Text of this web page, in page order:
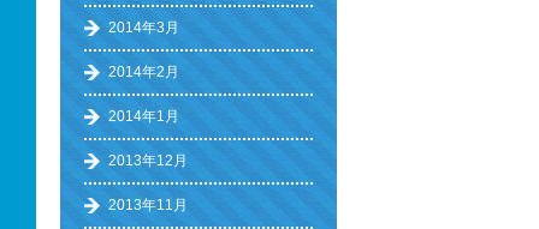
2014年3月
2014年2月
2014年1月
2013年12月
2013年11月